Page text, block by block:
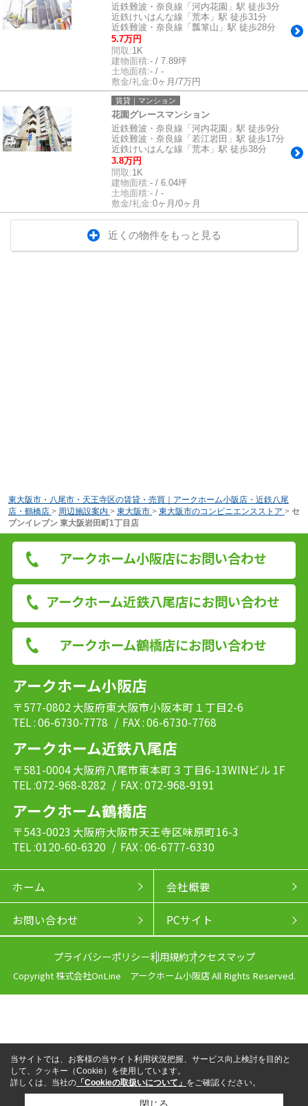
近鉄難波・奈良線「河内花園」駅 徒歩3分
近鉄けいはんな線「荒本」駅 徒歩31分
近鉄難波・奈良線「瓢箪山」駅 徒歩28分
5.7万円
間取:1K
建物面積:- / 7.89坪
土地面積:- / -
敷金/礼金:0ヶ月/7万円
賃貸｜マンション
花園グレースマンション
近鉄難波・奈良線「河内花園」駅 徒歩9分
近鉄難波・奈良線「若江岩田」駅 徒歩17分
近鉄けいはんな線「荒本」駅 徒歩38分
3.8万円
間取:1K
建物面積:- / 6.04坪
土地面積:- / -
敷金/礼金:0ヶ月/0ヶ月
近くの物件をもっと見る
東大阪市・八尾市・天王寺区の賃貸・売買｜アークホーム小阪店・近鉄八尾
店・鶴橋店 > 周辺施設案内 > 東大阪市 > 東大阪市のコンビニエンスストア > セ
ブンイレブン 東大阪岩田町1丁目店
アークホーム小阪店にお問い合わせ
アークホーム近鉄八尾店にお問い合わせ
アークホーム鶴橋店にお問い合わせ
アークホーム小阪店
〒577-0802 大阪府東大阪市小阪本町１丁目2-6
TEL : 06-6730-7778 / FAX : 06-6730-7768
アークホーム近鉄八尾店
〒581-0004 大阪府八尾市東本町３丁目6-13WINビル 1F
TEL :072-968-8282 / FAX : 072-968-9191
アークホーム鶴橋店
〒543-0023 大阪府大阪市天王寺区味原町16-3
TEL :0120-60-6320 / FAX : 06-6777-6330
ホーム 会社概要
お問い合わせ PCサイト
プライバシーポリシー利用規約アクセスマップ
Copyright 株式会社OnLine アークホーム小阪店 All Rights Reserved.
当サイトでは、お客様の当サイト利用状況把握、サービス向上検討を目的と
して、クッキー（Cookie）を使用しています。
詳しくは、当社の 「Cookieの取扱いについて」 をご確認ください。